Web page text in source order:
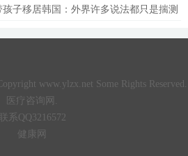
子移居韩国：外界许多说法都只是揣测
www.ylzx.net Some Rights Reserved.
医疗咨询网.
联系QQ3216572
健康网